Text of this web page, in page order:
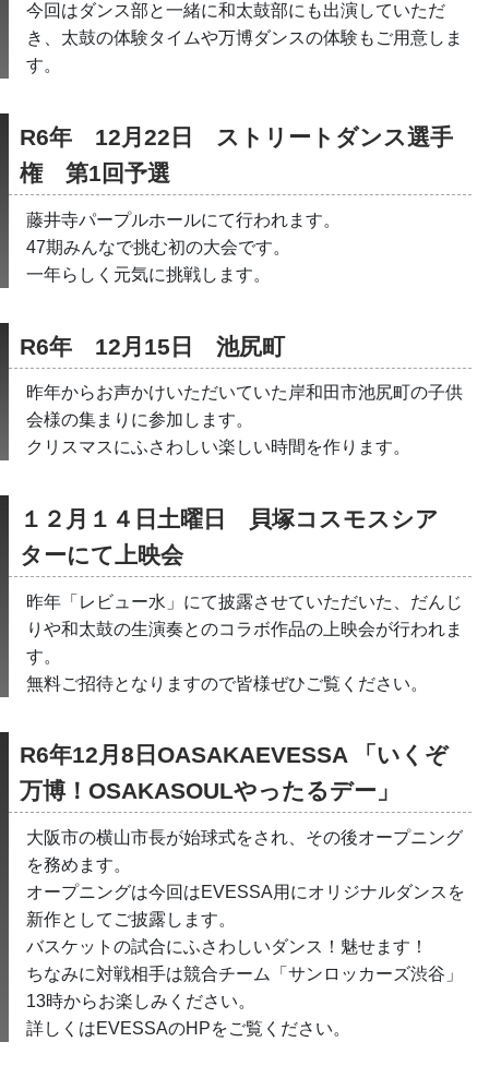
今回はダンス部と一緒に和太鼓部にも出演していただ
き、太鼓の体験タイムや万博ダンスの体験もご用意しま
す。
R6年　12月22日　ストリートダンス選手
権　第1回予選
藤井寺パープルホールにて行われます。
47期みんなで挑む初の大会です。
一年らしく元気に挑戦します。
R6年　12月15日　池尻町
昨年からお声かけいただいていた岸和田市池尻町の子供
会様の集まりに参加します。
クリスマスにふさわしい楽しい時間を作ります。
１２月１４日土曜日　貝塚コスモスシア
ターにて上映会
昨年「レビュー水」にて披露させていただいた、だんじ
りや和太鼓の生演奏とのコラボ作品の上映会が行われま
す。
無料ご招待となりますので皆様ぜひご覧ください。
R6年12月8日OASAKAEVESSA 「いくぞ
万博！OSAKASOULやったるデー」
大阪市の横山市長が始球式をされ、その後オープニング
を務めます。
オープニングは今回はEVESSA用にオリジナルダンスを
新作としてご披露します。
バスケットの試合にふさわしいダンス！魅せます！
ちなみに対戦相手は競合チーム「サンロッカーズ渋谷」
13時からお楽しみください。
詳しくはEVESSAのHPをご覧ください。